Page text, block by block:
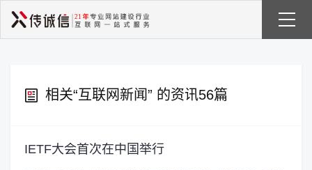
相关“ 互联网新闻” 的资讯56篇
IETF大会首次在中国举行